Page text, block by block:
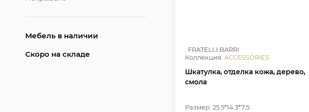
Мебель в наличии
Скоро на складе
: FRATELLI BARRI
Коллекция: ACCESSORIES
Шкатулка, отделка кожа, дерево,
смола
Размер: 25.5*14.3*7.5